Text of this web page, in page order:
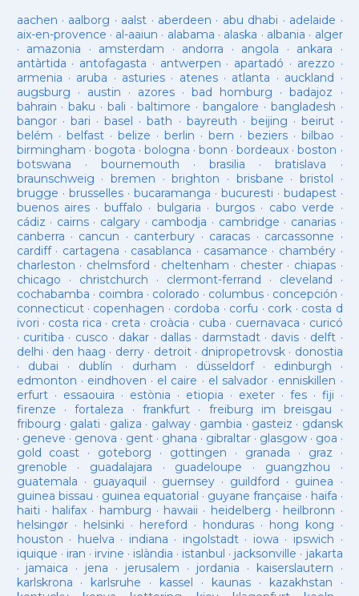
aachen · aalborg · aalst · aberdeen · abu dhabi · adelaide ·
aix-en-provence · al-aaiun · alabama · alaska · albania · alger
· amazonia · amsterdam · andorra · angola · ankara ·
antàrtida · antofagasta · antwerpen · apartadó · arezzo ·
armenia · aruba · asturies· atenes· atlanta · auckland ·
augsburg · austin · azores·bad homburg ·badajoz ·
bahrain ·baku · bali ·baltimore ·bangalore · bangladesh ·
bangor· bari ·basel ·bath · bayreuth ·beijing ·beirut ·
belém · belfast· belize · berlin ·bern ·beziers ·bilbao ·
birmingham · bogota · bologna ·bonn ·bordeaux ·boston ·
botswana · bournemouth ·brasilia ·bratislava ·
braunschweig · bremen ·brighton · brisbane · bristol ·
brugge · brusselles· bucaramanga · bucuresti · budapest·
buenos aires· buffalo · bulgaria · burgos· cabo verde ·
cádiz · cairns· calgary · cambodja · cambridge · canarias·
canberra · cancun · canterbury · caracas · carcassonne ·
cardiff· cartagena · casablanca · casamance · chambéry·
charleston · chelmsford · cheltenham · chester· chiapas ·
chicago · christchurch · clermont-ferrand · cleveland ·
cochabamba · coimbra · colorado · columbus· concepción ·
connecticut· copenhagen · cordoba · corfu · cork · costa d
ivori · costa rica · creta · croàcia · cuba · cuernavaca · curicó
· curitiba · cusco · dakar · dallas · darmstadt· davis · delft ·
delhi · den haag · derry· detroit· dnipropetrovsk· donostia
· dubai · dublín · durham · düsseldorf· edinburgh ·
edmonton · eindhoven · el caire · el salvador · enniskillen ·
erfurt· essaouira · estònia · etiopia · exeter· fes· fiji ·
firenze ·fortaleza · frankfurt· freiburg im breisgau ·
fribourg · galati · galiza · galway· gambia · gasteiz · gdansk
· geneve · genova · gent· ghana · gibraltar· glasgow· goa ·
gold coast · goteborg · gottingen · granada · graz ·
grenoble · guadalajara · guadeloupe · guangzhou ·
guatemala · guayaquil · guernsey· guildford · guinea ·
guinea bissau · guinea equatorial · guyane française · haifa ·
haiti · halifax · hamburg · hawaii · heidelberg · heilbronn ·
helsingør· helsinki · hereford · honduras· hong kong ·
houston · huelva · indiana · ingolstadt· iowa · ipswich ·
iquique · iran · irvine · islàndia · istanbul · jacksonville · jakarta
· jamaica · jena · jerusalem · jordania · kaiserslautern ·
karlskrona · karlsruhe · kassel · kaunas· kazakhstan ·